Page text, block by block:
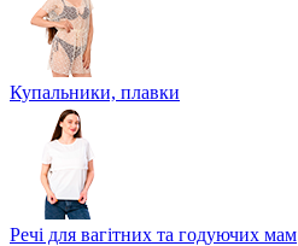
Купальники, плавки
Речі для вагітних та годуючих мам